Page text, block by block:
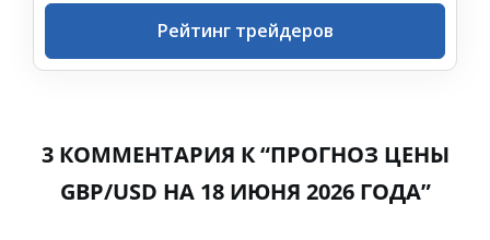
Рейтинг трейдеров
3 КОММЕНТАРИЯ К “ПРОГНОЗ ЦЕНЫ
GBP/USD НА 18 ИЮНЯ 2026 ГОДА”